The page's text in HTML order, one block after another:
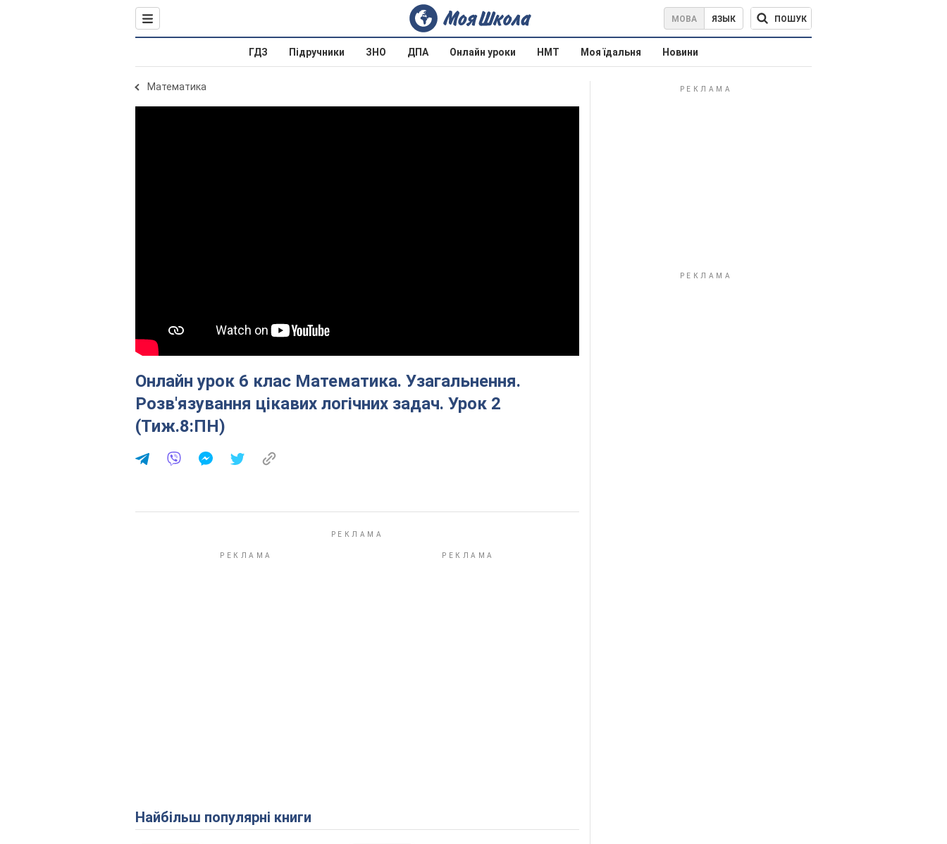
МОВА ЯЗЫК ПОШУК
ГДЗ Підручники ЗНО ДПА Онлайн уроки НМТ Моя їдальня Новини
Математика
Онлайн урок 6 клас Математика. Узагальнення.
Розв'язування цікавих логічних задач. Урок 2
(Тиж.8:ПН)
Найбільш популярні книги